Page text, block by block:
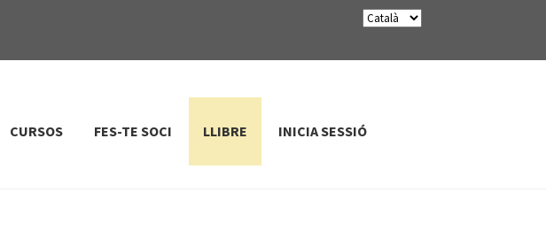
CURSOS FES-TE SOCI LLIBRE INICIA SESSIÓ